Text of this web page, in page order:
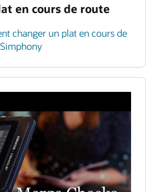
en cours de route
changer un plat en cours de